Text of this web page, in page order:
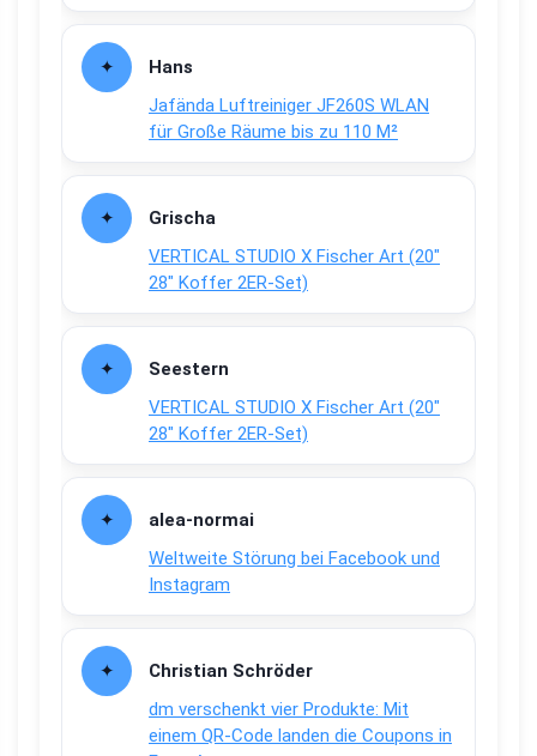
Hans
Jafända Luftreiniger JF260S WLAN
für Große Räume bis zu 110 M²
Grischa
VERTICAL STUDIO X Fischer Art (20″
28″ Koffer 2ER-Set)
Seestern
VERTICAL STUDIO X Fischer Art (20″
28″ Koffer 2ER-Set)
alea-normai
Weltweite Störung bei Facebook und
Instagram
Christian Schröder
dm verschenkt vier Produkte: Mit
einem QR-Code landen die Coupons in